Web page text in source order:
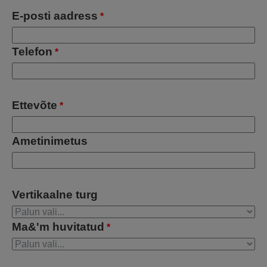
E-posti aadress *
Telefon *
Ettevõte *
Ametinimetus
Vertikaalne turg
Ma&'m huvitatud *